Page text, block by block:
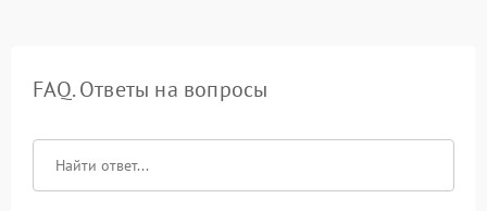
FAQ. Ответы на вопросы